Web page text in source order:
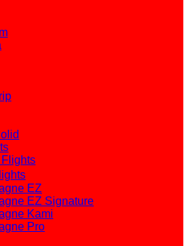
EZ
EZ Signature
Kami
Pro